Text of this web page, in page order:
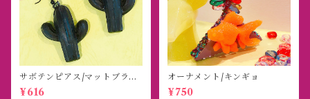
サボテンピアス/マットブラッ
ク
¥616
オーナメント/キンギョ
¥750